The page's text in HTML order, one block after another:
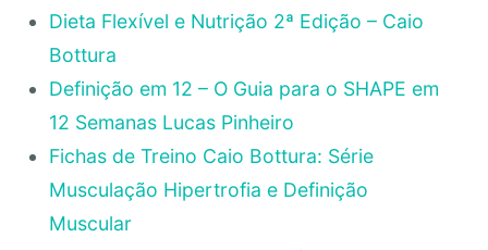
Dieta Flexível e Nutrição 2ª Edição – Caio
Bottura
Definição em 12 – O Guia para o SHAPE em
12 Semanas Lucas Pinheiro
Fichas de Treino Caio Bottura: Série
Musculação Hipertrofia e Definição
Muscular